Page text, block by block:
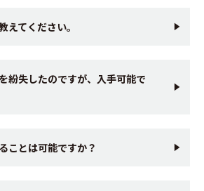
えてください。
紛失したのですが、入手可能で
ことは可能ですか？